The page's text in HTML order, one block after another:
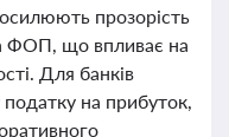
прозорість
ФОП, що впливає на
Для банків
на прибуток,